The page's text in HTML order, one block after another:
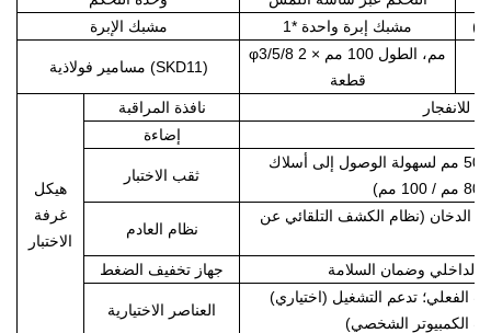
مشبك الإبرة
مشبك إبرة واحدة *1
مسامير فولاذية (SKD11)
φ3/5/8 مم، الطول 100 مم × 2
قطعة
هيكل
غرفة
الاختبار
نافذة المراقبة
للانفجار
إضاءة
ثقب الاختبار
يحتوي الجانب الأيمن والجانب الأيمن على فتحات اختبار بقطر 50 مم لسهولة الوصول إلى أسلاك
نظام العادم
الدخان (نظام الكشف التلقائي عن
جهاز تخفيف الضغط الداخلي وضمان السلامة
العناصر الاختيارية
(اختياري) مراقبة الفيديو: كاميرا عالية الدقة للعرض والتسجيل في الوقت الفعلي؛ تدعم التشغيل
الكمبيوتر الشخصي)